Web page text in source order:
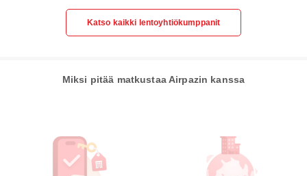
Katso kaikki lentoyhtiökumppanit
Miksi pitää matkustaa Airpazin kanssa